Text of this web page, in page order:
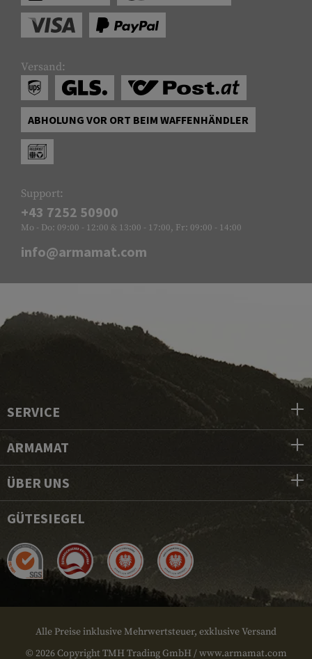
Versand:
ABHOLUNG VOR ORT BEIM WAFFENHÄNDLER
Support:
+43 7252 50900
Mo - Do: 09:00 - 12:00 & 13:00 - 17:00, Fr: 09:00 - 14:00
info@armamat.com
SERVICE
ARMAMAT
ÜBER UNS
GÜTESIEGEL
Alle Preise inklusive Mehrwertsteuer, exklusive Versand
© 2026 Copyright TMH Trading GmbH / www.armamat.com